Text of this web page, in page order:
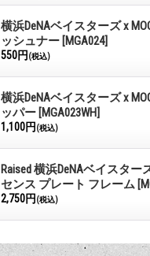
横浜DeNAベイスターズ x
ッシュナー [MGA024]
550円(税込)
横浜DeNAベイスターズ x
ッパー [MGA023WH]
1,100円(税込)
Raised 横浜DeNAベイスター
センス プレート フレーム
2,750円(税込)